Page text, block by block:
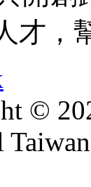
才，
©